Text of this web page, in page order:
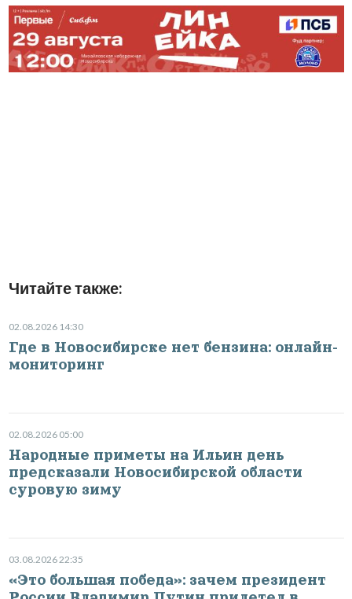
Читайте также:
02.08.2026 14:30
Где в Новосибирске нет бензина: онлайн-
мониторинг
02.08.2026 05:00
Народные приметы на Ильин день
предсказали Новосибирской области
суровую зиму
03.08.2026 22:35
«Это большая победа»: зачем президент